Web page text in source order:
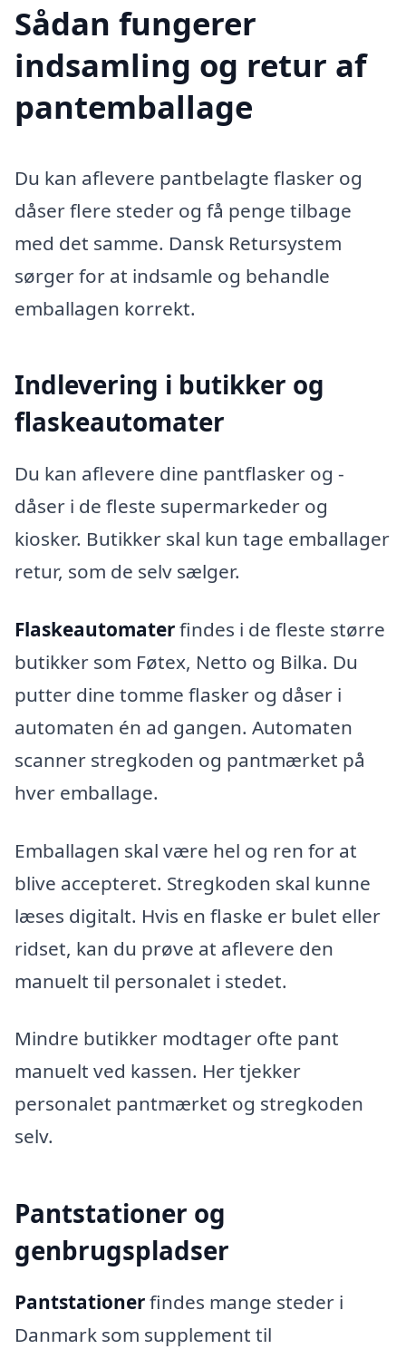
Sådan fungerer
indsamling og retur af
pantemballage
Du kan aflevere pantbelagte flasker og
dåser flere steder og få penge tilbage
med det samme. Dansk Retursystem
sørger for at indsamle og behandle
emballagen korrekt.
Indlevering i butikker og
flaskeautomater
Du kan aflevere dine pantflasker og -
dåser i de fleste supermarkeder og
kiosker. Butikker skal kun tage emballager
retur, som de selv sælger.
Flaskeautomaterfindes i de fleste større
butikker som Føtex, Netto og Bilka. Du
putter dine tomme flasker og dåser i
automaten én ad gangen. Automaten
scanner stregkoden og pantmærket på
hver emballage.
Emballagen skal være hel og ren for at
blive accepteret. Stregkoden skal kunne
læses digitalt. Hvis en flaske er bulet eller
ridset, kan du prøve at aflevere den
manuelt til personalet i stedet.
Mindre butikker modtager ofte pant
manuelt ved kassen. Her tjekker
personalet pantmærket og stregkoden
selv.
Pantstationer og
genbrugspladser
Pantstationerfindes mange steder i
Danmark som supplement til